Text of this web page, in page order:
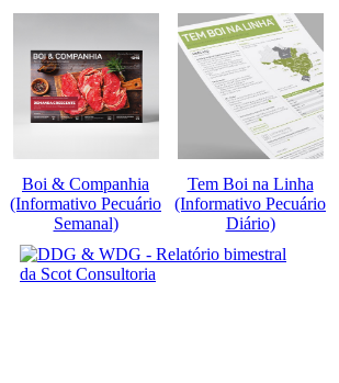
Boi & Companhia
(Informativo Pecuário
Semanal)
Tem Boi na Linha
(Informativo Pecuário
Diário)